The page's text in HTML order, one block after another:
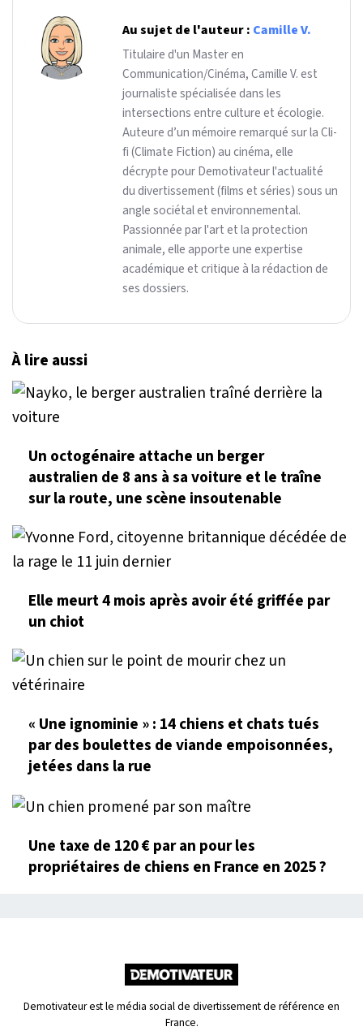
Au sujet de l'auteur : Camille V.
Titulaire d'un Master en
Communication/Cinéma, Camille V. est
journaliste spécialisée dans les
intersections entre culture et écologie.
Auteure d’un mémoire remarqué sur la Cli-
fi (Climate Fiction) au cinéma, elle
décrypte pour Demotivateur l'actualité
du divertissement (films et séries) sous un
angle sociétal et environnemental.
Passionnée par l'art et la protection
animale, elle apporte une expertise
académique et critique à la rédaction de
ses dossiers.
À lire aussi
Un octogénaire attache un berger
australien de 8 ans à sa voiture et le traîne
sur la route, une scène insoutenable
Elle meurt 4 mois après avoir été griffée par
un chiot
« Une ignominie » : 14 chiens et chats tués
par des boulettes de viande empoisonnées,
jetées dans la rue
Une taxe de 120 € par an pour les
propriétaires de chiens en France en 2025 ?
Demotivateur est le média social de divertissement de référence en
France.